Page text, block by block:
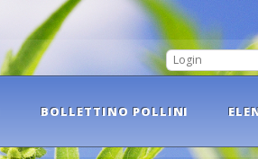
LOGIN
PASSWORD
BOLLETTINO POLLINI